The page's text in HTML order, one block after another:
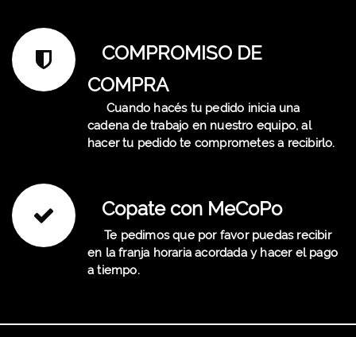
COMPROMISO DE
COMPRA
Cuando hacés tu pedido inicia una
cadena de trabajo en nuestro equipo, al
hacer tu pedido te comprometes a recibirlo.
Copate con MeCoPo
Te pedimos que por favor puedas recibir
en la franja horaria acordada y hacer el pago
a tiempo.